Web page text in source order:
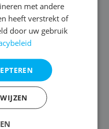
zoals een
wordt gekenmerkt
het water via allerlei
In deze put plaatsen
is van sensoren en het
we definitief komaf
de noppenfolie brengen
weer
met andere
heeft verstrekt of
door uw gebruik